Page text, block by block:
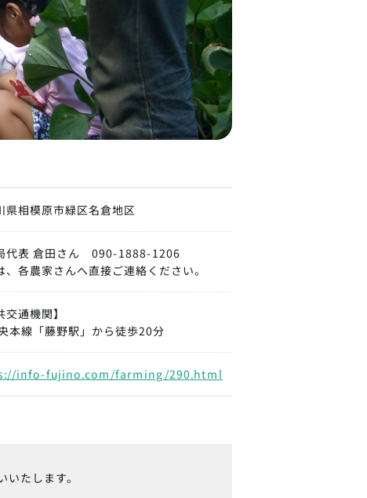
県相模原市緑区名倉地区
代表 倉田さん 090-1888-1206
、各農家さんへ直接ご連絡ください。
交通機関】
本線「藤野駅」から徒歩20分
info-fujino.com/farming/290.html
たします。